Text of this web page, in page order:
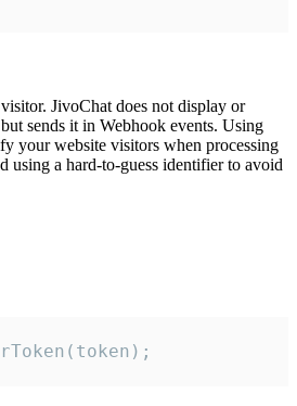
JivoChat does not display or
sends it in Webhook events. Using
your website visitors when processing
using a hard-to-guess identifier to avoid